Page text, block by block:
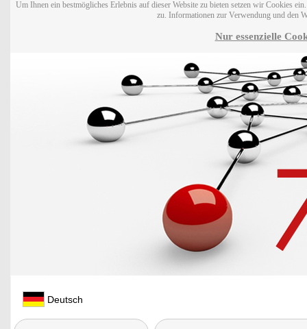
Um Ihnen ein bestmögliches Erlebnis auf dieser Website zu bieten setzen wir Cookies
zu. Informationen zur Verwendung und den
Nur essenzielle
Deutsch